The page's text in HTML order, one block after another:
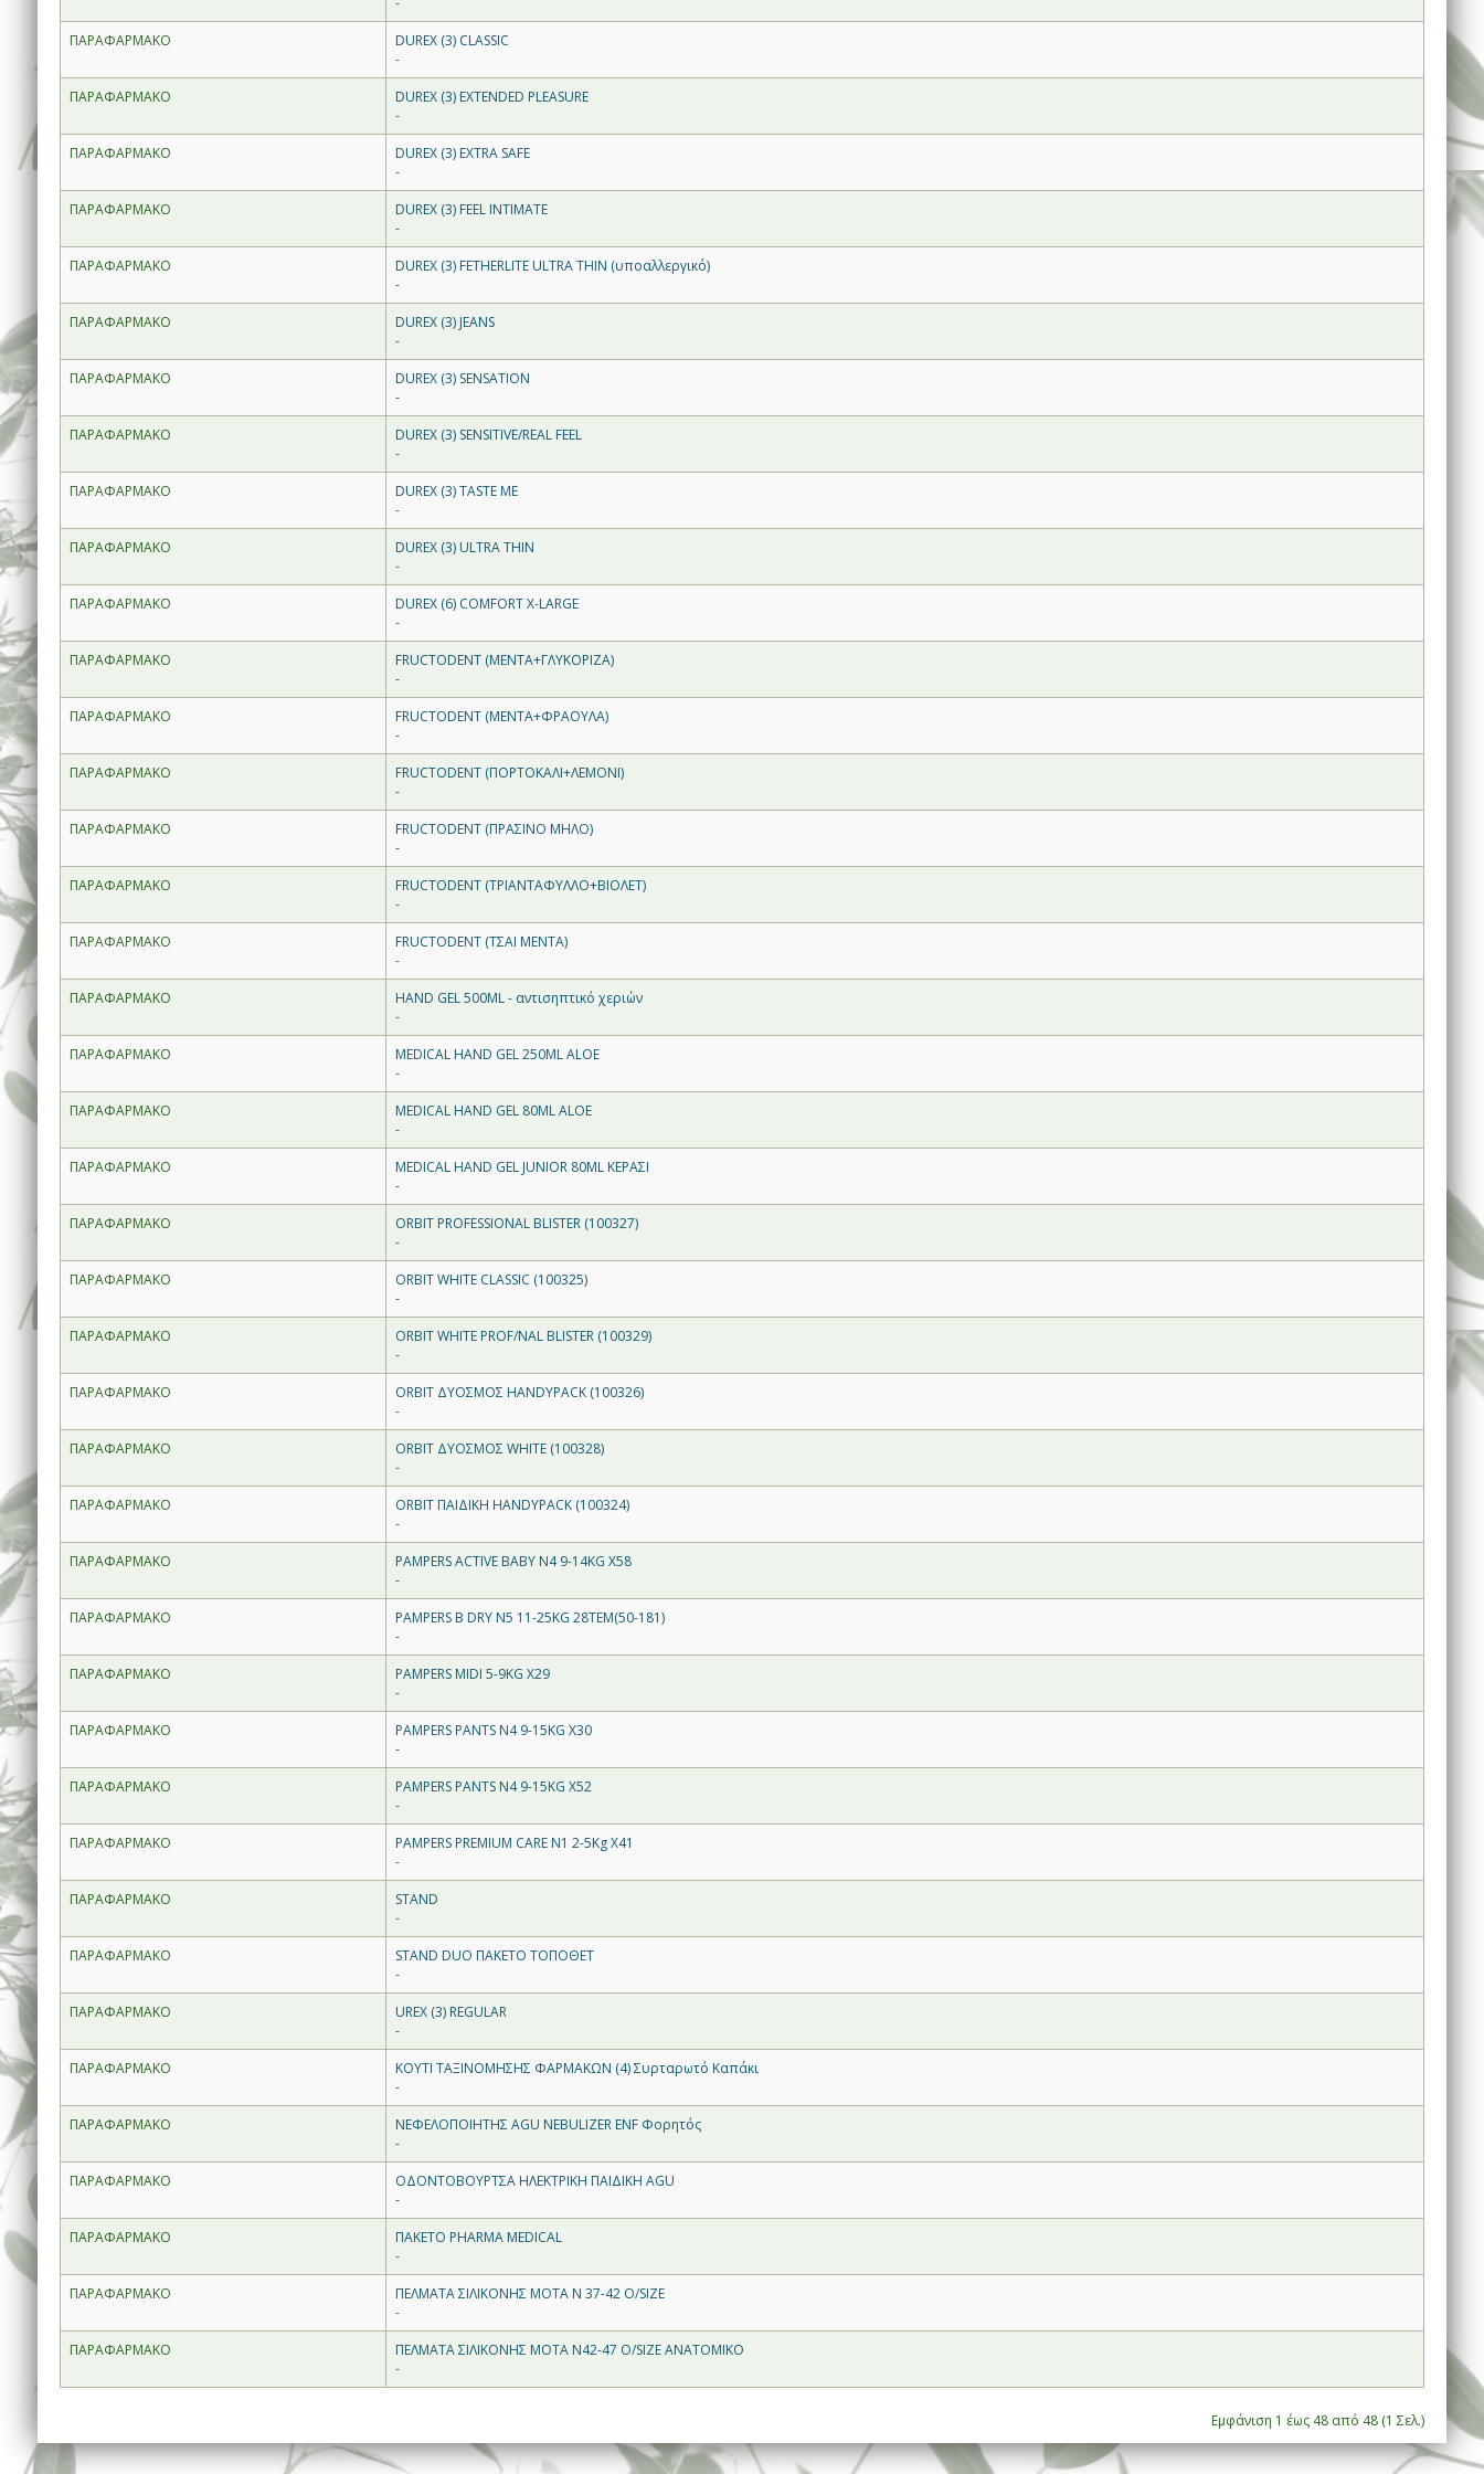
ΠΑΡΑΦΑΡΜΑΚΟ
DUREX (3) CLASSIC
-
ΠΑΡΑΦΑΡΜΑΚΟ
DUREX (3) EXTENDED PLEASURE
-
ΠΑΡΑΦΑΡΜΑΚΟ
DUREX (3) EXTRA SAFE
-
ΠΑΡΑΦΑΡΜΑΚΟ
DUREX (3) FEEL INTIMATE
-
ΠΑΡΑΦΑΡΜΑΚΟ
DUREX (3) FETHERLITE ULTRA THIN (υποαλλεργικό)
-
ΠΑΡΑΦΑΡΜΑΚΟ
DUREX (3) JEANS
-
ΠΑΡΑΦΑΡΜΑΚΟ
DUREX (3) SENSATION
-
ΠΑΡΑΦΑΡΜΑΚΟ
DUREX (3) SENSITIVE/REAL FEEL
-
ΠΑΡΑΦΑΡΜΑΚΟ
DUREX (3) TASTE ME
-
ΠΑΡΑΦΑΡΜΑΚΟ
DUREX (3) ULTRA THIN
-
ΠΑΡΑΦΑΡΜΑΚΟ
DUREX (6) COMFORT X-LARGE
-
ΠΑΡΑΦΑΡΜΑΚΟ
FRUCTODENT (ΜΕΝΤΑ+ΓΛΥΚΟΡΙΖΑ)
-
ΠΑΡΑΦΑΡΜΑΚΟ
FRUCTODENT (ΜΕΝΤΑ+ΦΡΑΟΥΛΑ)
-
ΠΑΡΑΦΑΡΜΑΚΟ
FRUCTODENT (ΠΟΡΤΟΚΑΛΙ+ΛΕΜΟΝΙ)
-
ΠΑΡΑΦΑΡΜΑΚΟ
FRUCTODENT (ΠΡΑΣΙΝΟ ΜΗΛΟ)
-
ΠΑΡΑΦΑΡΜΑΚΟ
FRUCTODENT (ΤΡΙΑΝΤΑΦΥΛΛΟ+ΒΙΟΛΕΤ)
-
ΠΑΡΑΦΑΡΜΑΚΟ
FRUCTODENT (ΤΣΑΙ ΜΕΝΤΑ)
-
ΠΑΡΑΦΑΡΜΑΚΟ
HAND GEL 500ML - αντισηπτικό χεριών
-
ΠΑΡΑΦΑΡΜΑΚΟ
MEDICAL HAND GEL 250ML ALOE
-
ΠΑΡΑΦΑΡΜΑΚΟ
MEDICAL HAND GEL 80ML ALOE
-
ΠΑΡΑΦΑΡΜΑΚΟ
MEDICAL HAND GEL JUNIOR 80ML ΚΕΡΑΣΙ
-
ΠΑΡΑΦΑΡΜΑΚΟ
ORBIT PROFESSIONAL BLISTER (100327)
-
ΠΑΡΑΦΑΡΜΑΚΟ
ORBIT WHITE CLASSIC (100325)
-
ΠΑΡΑΦΑΡΜΑΚΟ
ORBIT WHITE PROF/NAL BLISTER (100329)
-
ΠΑΡΑΦΑΡΜΑΚΟ
ORBIT ΔΥΟΣΜΟΣ HANDYPACK (100326)
-
ΠΑΡΑΦΑΡΜΑΚΟ
ORBIT ΔΥΟΣΜΟΣ WHITE (100328)
-
ΠΑΡΑΦΑΡΜΑΚΟ
ORBIT ΠΑΙΔΙΚΗ HANDYPACK (100324)
-
ΠΑΡΑΦΑΡΜΑΚΟ
PAMPERS ACTIVE BABY N4 9-14KG X58
-
ΠΑΡΑΦΑΡΜΑΚΟ
PAMPERS B DRY N5 11-25KG 28TEM(50-181)
-
ΠΑΡΑΦΑΡΜΑΚΟ
PAMPERS MIDI 5-9KG X29
-
ΠΑΡΑΦΑΡΜΑΚΟ
PAMPERS PANTS N4 9-15KG X30
-
ΠΑΡΑΦΑΡΜΑΚΟ
PAMPERS PANTS N4 9-15KG X52
-
ΠΑΡΑΦΑΡΜΑΚΟ
PAMPERS PREMIUM CARE N1 2-5Kg X41
-
ΠΑΡΑΦΑΡΜΑΚΟ
STAND
-
ΠΑΡΑΦΑΡΜΑΚΟ
STAND DUO ΠΑΚΕΤΟ ΤΟΠΟΘΕΤ
-
ΠΑΡΑΦΑΡΜΑΚΟ
UREX (3) REGULAR
-
ΠΑΡΑΦΑΡΜΑΚΟ
ΚΟΥΤΙ ΤΑΞΙΝΟΜΗΣΗΣ ΦΑΡΜΑΚΩΝ (4) Συρταρωτό Καπάκι
-
ΠΑΡΑΦΑΡΜΑΚΟ
ΝΕΦΕΛΟΠΟΙΗΤΗΣ AGU NEBULIZER ENF Φορητός
-
ΠΑΡΑΦΑΡΜΑΚΟ
ΟΔΟΝΤΟΒΟΥΡΤΣΑ ΗΛΕΚΤΡΙΚΗ ΠΑΙΔΙΚΗ AGU
-
ΠΑΡΑΦΑΡΜΑΚΟ
ΠΑΚΕΤΟ PHARMA MEDICAL
-
ΠΑΡΑΦΑΡΜΑΚΟ
ΠΕΛΜΑΤΑ ΣΙΛΙΚΟΝΗΣ MOTA N 37-42 O/SIZE
-
ΠΑΡΑΦΑΡΜΑΚΟ
ΠΕΛΜΑΤΑ ΣΙΛΙΚΟΝΗΣ MOTA N42-47 O/SIZE ΑΝΑΤΟΜΙΚΟ
-
Εμφάνιση 1 έως 48 από 48 (1 Σελ.)